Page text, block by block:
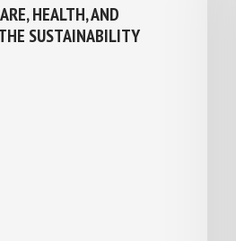
HEALTH, AND
SUSTAINABILITY